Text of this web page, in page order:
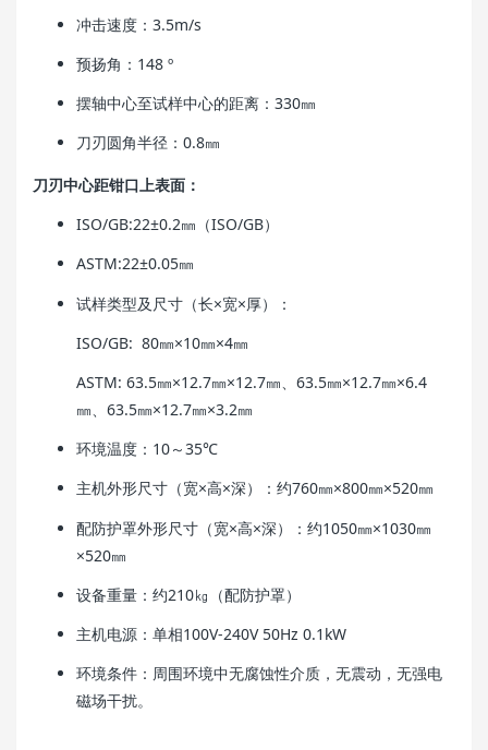
冲击速度：3.5m/s
预扬角：148 º
摆轴中心至试样中心的距离：330㎜
刀刃圆角半径：0.8㎜
刀刃中心距钳口上表面：
ISO/GB:22±0.2㎜（ISO/GB）
ASTM:22±0.05㎜
试样类型及尺寸（长×宽×厚）：
ISO/GB: 80㎜×10㎜×4㎜
ASTM: 63.5㎜×12.7㎜×12.7㎜、63.5㎜×12.7㎜×6.4
㎜、63.5㎜×12.7㎜×3.2㎜
环境温度：10～35℃
主机外形尺寸（宽×高×深）：约760㎜×800㎜×520㎜
配防护罩外形尺寸（宽×高×深）：约1050㎜×1030㎜
×520㎜
设备重量：约210㎏（配防护罩）
主机电源：单相100V-240V 50Hz 0.1kW
环境条件：周围环境中无腐蚀性介质，无震动，无强电
磁场干扰。